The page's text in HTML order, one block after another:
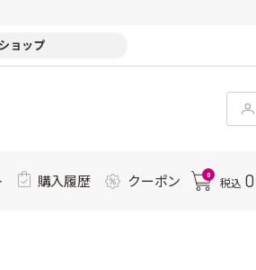
ョップ
購入履歴 クーポン 0
税込 0